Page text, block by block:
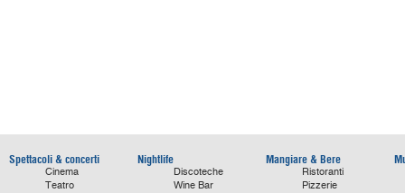
Spettacoli & concerti
Cinema
Teatro
Nightlife
Discoteche
Wine Bar
Mangiare & Bere
Ristoranti
Pizzerie